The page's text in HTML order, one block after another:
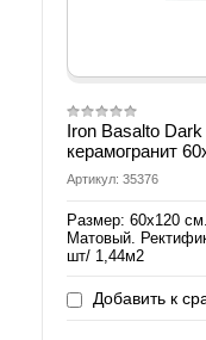
Iron Basalto
керамогранит
Артикул: 35376
Размер: 60х120
Матовый.
шт/ 1,44м2
Добавить к